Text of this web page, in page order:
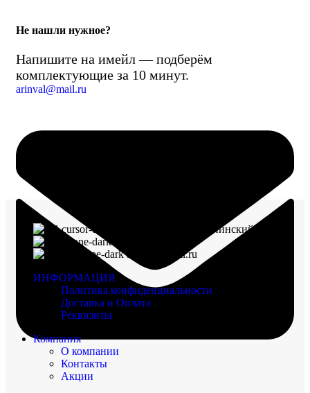
Не нашли нужное?
Напишите на имейл — подберём
комплектующие за 10 минут.
arinval@mail.ru
г. Воронеж, пр-кт Ленинский, д. 221
arinval@mail.ru
ИНФОРМАЦИЯ
Политика конфиденциальности
Доставка и Оплата
Реквизиты
Компания
О компании
Контакты
Акции